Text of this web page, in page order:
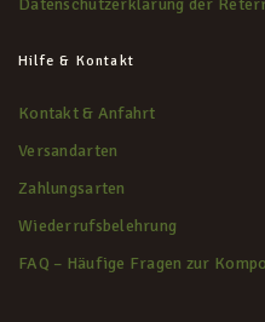
Datenschutzerklärung der
Hilfe & Kontakt
Kontakt & Anfahrt
Versandarten
Zahlungsarten
Wiederrufsbelehrung
FAQ – Häufige Fragen zur